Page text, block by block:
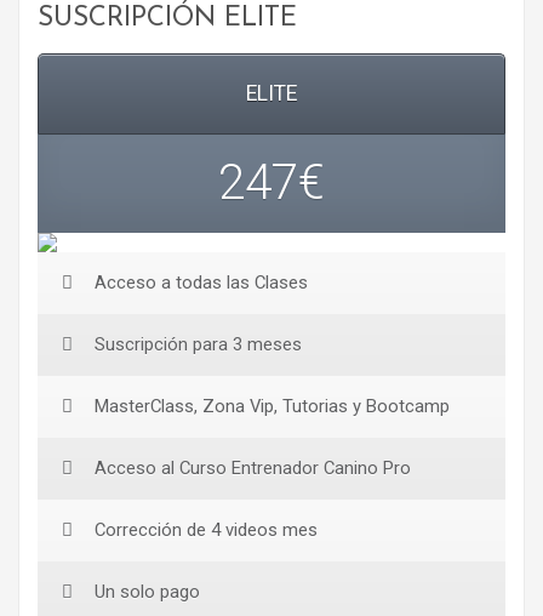
SUSCRIPCIÓN ELITE
ELITE
247€
Acceso a todas las Clases
Suscripción para 3 meses
MasterClass, Zona Vip, Tutorias y Bootcamp
Acceso al Curso Entrenador Canino Pro
Corrección de 4 videos mes
Un solo pago